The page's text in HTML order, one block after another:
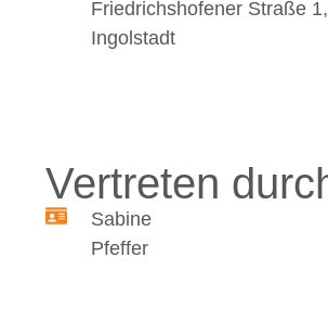
Friedrichshofener Straße
Ingolstadt
Vertreten
Sabine
Pfeffer